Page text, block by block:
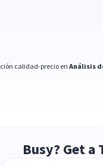
calidad-precio enAnálisis
Busy? Get a